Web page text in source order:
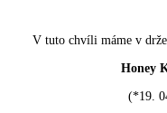
V tuto chvíli máme v
Honey
(*19.